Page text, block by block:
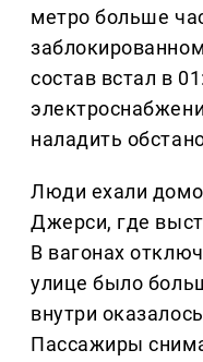
метро больше
состав встал в
наладить
Люди ехали
Джерси, где
В вагонах
улице было
внутри
Пассажиры